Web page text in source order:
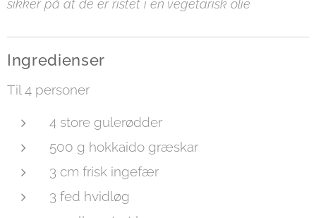
sikker på at de er ristet i en vegetarisk olie
Ingredienser
Til 4 personer
4 store gulerødder
500 g hokkaido græskar
3 cm frisk ingefær
3 fed hvidløg